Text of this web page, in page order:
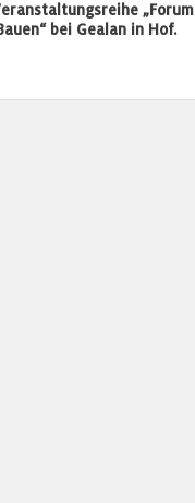
„Forum
bei Gealan in Hof.